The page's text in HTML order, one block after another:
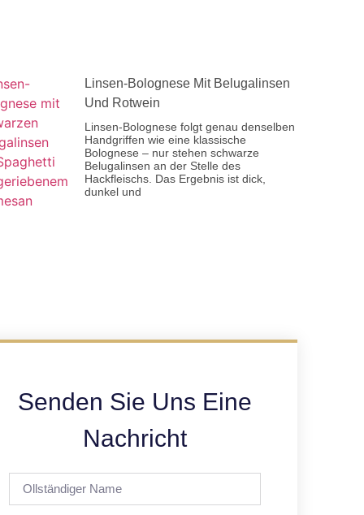
Linsen-Bolognese Mit Belugalinsen
Und Rotwein
Linsen-Bolognese folgt genau denselben
Handgriffen wie eine klassische
Bolognese – nur stehen schwarze
Belugalinsen an der Stelle des
Hackfleischs. Das Ergebnis ist dick,
dunkel und
Senden Sie Uns Eine
Nachricht